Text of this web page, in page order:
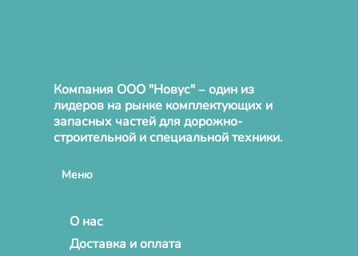
Компания ООО "Новус" – один из
лидеров на рынке комплектующих и
запасных частей для дорожно-
строительной и специальной техники.
Меню
О нас
Доставка и оплата